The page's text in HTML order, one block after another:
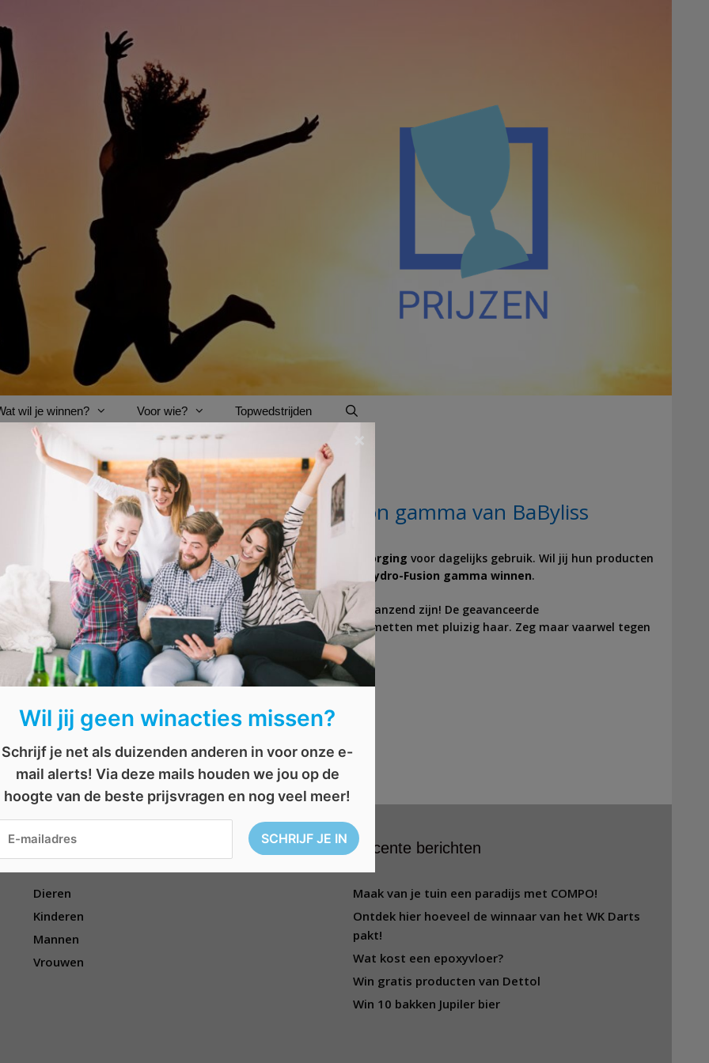
wil je winnen? Voor wie? Topwedstrijden
VERZORGEND
AFGELOPEN: Win het Hydro-Fusion gamma van BaByliss
BaBylissis al jaren dé expert op het gebied van haarverzorging voor dagelijks gebruik. Wil jij hun producten
eens uitproberen? Dan is dit je kans, want je kan nu het
Hydro-Fusion gamma winnen.
Met deHydro-Fusionlijn zal je haar altijd zijdezacht en glanzend zijn! De geavanceerde
plasmatechnologie
hydrateert het haaren maakt korte metten met pluizig haar. Zeg maar vaarwel tegen
droog en breekbaar haar.
Beantwoord de wedstrijdvraag en win.
hydro-fusion gamma verzorgend verzorgende producten
Voor wie?
Dieren
Kinderen
Mannen
Vrouwen
Recente berichten
Maak van je tuin een paradijs met COMPO!
Ontdek hier hoeveel de winnaar van het WK Darts
pakt!
Wat kost een epoxyvloer?
Win gratis producten van Dettol
Win 10 bakken Jupiler bier
Wil jij geen winacties missen?
Schrijf je net als duizenden anderen in voor onze e-
mail alerts! Via deze mails houden we jou op de
hoogte van de beste prijsvragen en nog veel meer!
×